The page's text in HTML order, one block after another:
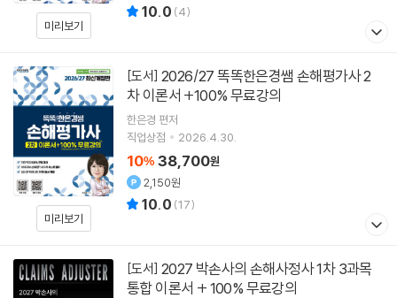
미리보기
10.0 (4)
미리보기
[도서]
차 이론서 +100% 무료강의
한은경 편저
직업상점
2026.4.30.
10% 38,700원
2,150원
10.0 (17)
[도서]
통합 이론서 + 100% 무료강의